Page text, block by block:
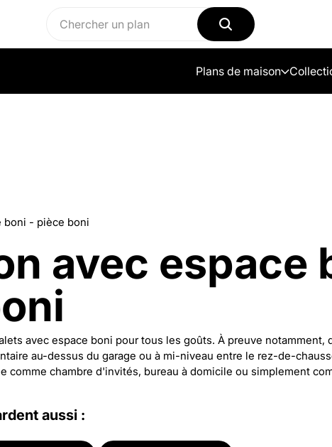
Plans de maison
boni - pièce boni
avec espace
avec espace boni pour tous les goûts. À preuve
au-dessus du garage ou à mi-niveau entre le rez-de-
chambre d'invités, bureau à domicile ou simplement
aussi :